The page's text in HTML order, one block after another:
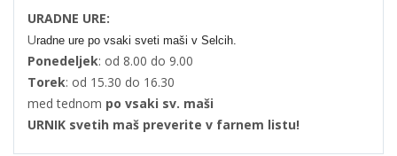
URADNE URE:
Uradne ure po vsaki sveti maši v Selcih.
Ponedeljek: od 8.00 do 9.00
Torek: od 15.30 do 16.30
med tednom po vsaki sv. maši
URNIK svetih maš preverite v farnem listu!